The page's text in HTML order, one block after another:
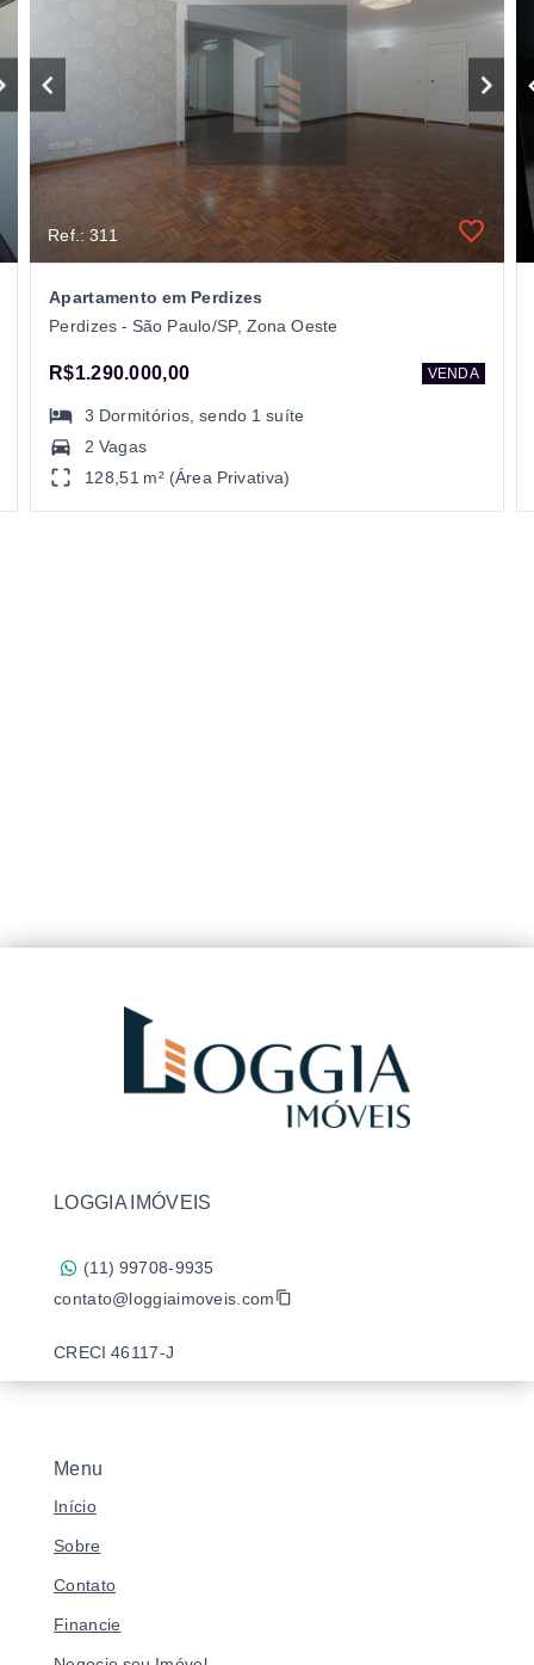
Ref.: 311
Apartamento em Perdizes
Perdizes - São Paulo/SP, Zona Oeste
R$1.290.000,00 VENDA
3 Dormitórios , sendo 1 suíte
2 Vagas
128,51 m² (Área Privativa)
Menu
Início
Sobre
Contato
Financie
LOGGIA IMÓVEIS
(11) 99708-9935
contato@loggiaimoveis.com
CRECI 46117-J